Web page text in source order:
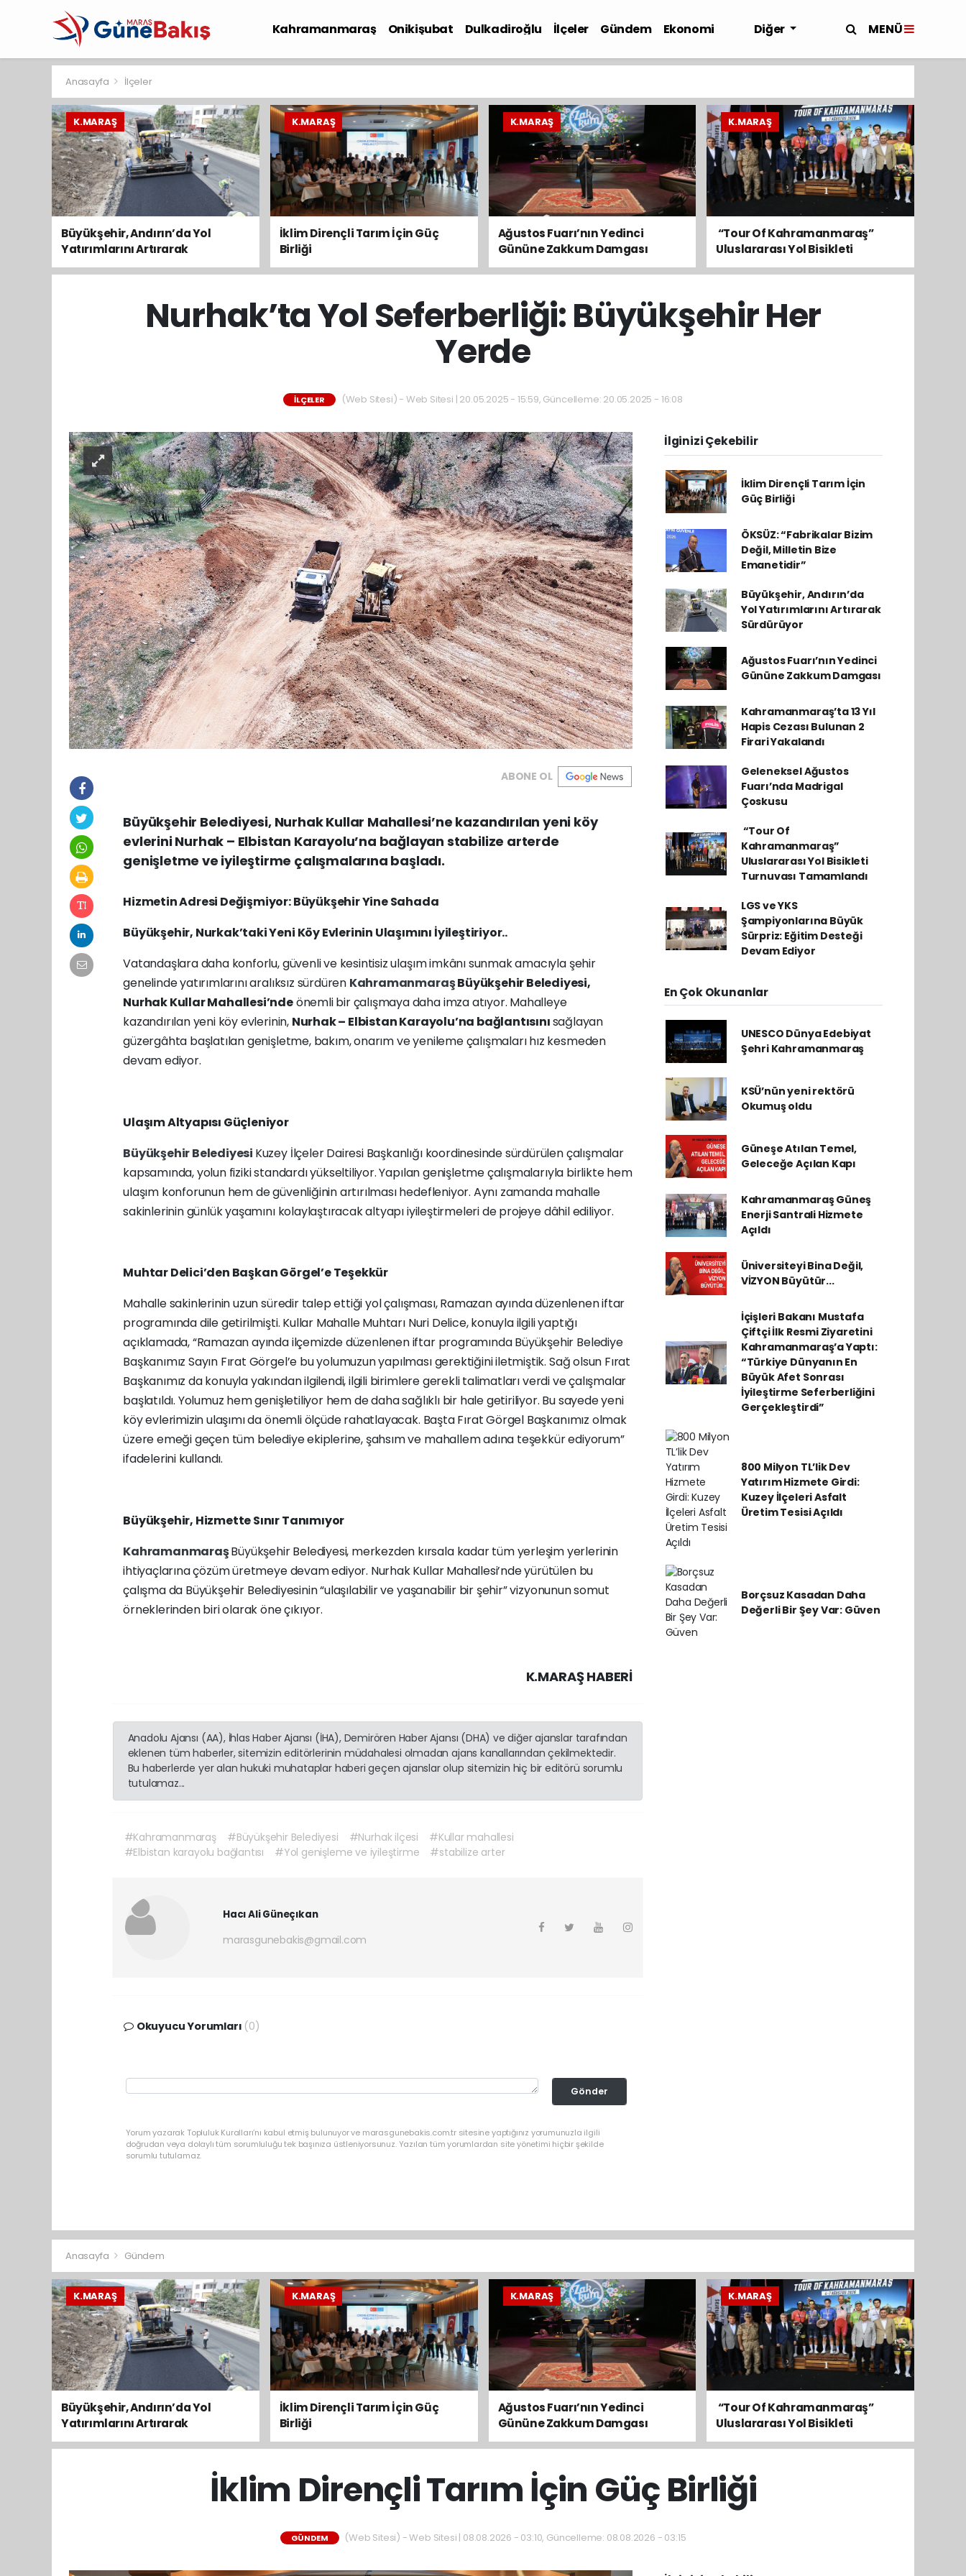
Kahramanmaraş Onikişubat Dulkadiroğlu İlçeler Gündem
Ekonomi
Diğer MENÜ
Anasayfa İlçeler
K.MARAŞ
Büyükşehir, Andırın’da Yol
Yatırımlarını Artırarak
Sürdürüyor
K.MARAŞ
İklim Dirençli Tarım İçin Güç
Birliği
K.MARAŞ
Ağustos Fuarı’nın Yedinci
Gününe Zakkum Damgası
K.MARAŞ
​ “Tour Of Kahramanmaraş”
Uluslararası Yol Bisikleti
Turnuvası Tamamlandı
Nurhak’ta Yol Seferberliği: Büyükşehir Her
Yerde
İLÇELER (Web Sitesi) - Web Sitesi | 20.05.2025 - 15:59, Güncelleme: 20.05.2025 - 16:08
ABONE OL
Büyükşehir Belediyesi, Nurhak Kullar Mahallesi’ne kazandırılan yeni köy
evlerini Nurhak – Elbistan Karayolu’na bağlayan stabilize arterde
genişletme ve iyileştirme çalışmalarına başladı.
Hizmetin Adresi Değişmiyor: Büyükşehir Yine Sahada
Büyükşehir, Nurkak’taki Yeni Köy Evlerinin Ulaşımını İyileştiriyor..
Vatandaşlara daha konforlu, güvenli ve kesintisiz ulaşım imkânı sunmak amacıyla şehir
genelinde yatırımlarını aralıksız sürdüren KahramanmaraşBüyükşehir Belediyesi,
Nurhak Kullar Mahallesi’ndeönemli bir çalışmaya daha imza atıyor. Mahalleye
kazandırılan yeni köy evlerinin, Nurhak – Elbistan Karayolu’na bağlantısınısağlayan
güzergâhta başlatılan genişletme, bakım, onarım ve yenileme çalışmaları hız kesmeden
devam ediyor.
Ulaşım Altyapısı Güçleniyor
Büyükşehir Belediyesi Kuzey İlçeler Dairesi Başkanlığı koordinesinde sürdürülen çalışmalar
kapsamında, yolun fiziki standardı yükseltiliyor. Yapılan genişletme çalışmalarıyla birlikte hem
ulaşım konforunun hem de güvenliğinin artırılması hedefleniyor. Aynı zamanda mahalle
sakinlerinin günlük yaşamını kolaylaştıracak altyapı iyileştirmeleri de projeye dâhil ediliyor.
Muhtar Delici’den Başkan Görgel’e Teşekkür
Mahalle sakinlerinin uzun süredir talep ettiği yol çalışması, Ramazan ayında düzenlenen iftar
programında dile getirilmişti. Kullar Mahalle Muhtarı Nuri Delice, konuyla ilgili yaptığı
açıklamada, “Ramazan ayında ilçemizde düzenlenen iftar programında Büyükşehir Belediye
Başkanımız Sayın Fırat Görgel’e bu yolumuzun yapılması gerektiğini iletmiştik. Sağ olsun Fırat
Başkanımız da konuyla yakından ilgilendi, ilgili birimlere gerekli talimatları verdi ve çalışmalar
başlatıldı. Yolumuz hem genişletiliyor hem de daha sağlıklı bir hale getiriliyor. Bu sayede yeni
köy evlerimizin ulaşımı da önemli ölçüde rahatlayacak. Başta Fırat Görgel Başkanımız olmak
üzere emeği geçen tüm belediye ekiplerine, şahsım ve mahallem adına teşekkür ediyorum”
ifadelerini kullandı.
Büyükşehir, Hizmette Sınır Tanımıyor
KahramanmaraşBüyükşehir Belediyesi, merkezden kırsala kadar tüm yerleşim yerlerinin
ihtiyaçlarına çözüm üretmeye devam ediyor. Nurhak Kullar Mahallesi’nde yürütülen bu
çalışma da Büyükşehir Belediyesinin “ulaşılabilir ve yaşanabilir bir şehir” vizyonunun somut
örneklerinden biri olarak öne çıkıyor.
K.MARAŞ HABERİ
Anadolu Ajansı (AA), İhlas Haber Ajansı (İHA), Demirören Haber Ajansı (DHA) ve diğer ajanslar tarafından
eklenen tüm haberler, sitemizin editörlerinin müdahalesi olmadan ajans kanallarından çekilmektedir.
Bu haberlerde yer alan hukuki muhataplar haberi geçen ajanslar olup sitemizin hiç bir editörü sorumlu
tutulamaz...
#Kahramanmaraş #Büyükşehir Belediyesi #Nurhak ilçesi
#Kullar mahallesi
#Elbistan karayolu bağlantısı
#Yol genişleme ve iyileştirme #stabilize arter
Hacı Ali Güneçıkan
marasgunebakis@gmail.com
Okuyucu Yorumları (0)
Gönder
Yorum yazarak Topluluk Kuralları’nı kabul etmiş bulunuyor ve marasgunebakis.com.tr sitesine yaptığınız yorumunuzla ilgili
doğrudan veya dolaylı tüm sorumluluğu tek başınıza üstleniyorsunuz. Yazılan tüm yorumlardan site yönetimi hiçbir şekilde
sorumlu tutulamaz.
İlginizi Çekebilir
İklim Dirençli Tarım İçin
Güç Birliği
ÖKSÜZ: “Fabrikalar Bizim
Değil, Milletin Bize
Emanetidir”
Büyükşehir, Andırın’da
Yol Yatırımlarını Artırarak
Sürdürüyor
Ağustos Fuarı’nın Yedinci
Gününe Zakkum Damgası
Kahramanmaraş’ta 13 Yıl
Hapis Cezası Bulunan 2
Firari Yakalandı
Geleneksel Ağustos
Fuarı’nda Madrigal
Çoskusu
​ “Tour Of
Kahramanmaraş”
Uluslararası Yol Bisikleti
Turnuvası Tamamlandı
LGS ve YKS
Şampiyonlarına Büyük
Sürpriz: Eğitim Desteği
Devam Ediyor
En Çok Okunanlar
UNESCO Dünya Edebiyat
Şehri Kahramanmaraş
KSÜ’nün yeni rektörü
Okumuş oldu
Güneşe Atılan Temel,
Geleceğe Açılan Kapı
Kahramanmaraş Güneş
Enerji Santrali Hizmete
Açıldı
Üniversiteyi Bina Değil,
VİZYON Büyütür...
İçişleri Bakanı Mustafa
Çiftçi İlk Resmi Ziyaretini
Kahramanmaraş’a Yaptı:
“Türkiye Dünyanın En
Büyük Afet Sonrası
İyileştirme Seferberliğini
Gerçekleştirdi”
800 Milyon TL’lik Dev
Yatırım Hizmete Girdi:
Kuzey İlçeleri Asfalt
Üretim Tesisi Açıldı
Borçsuz Kasadan Daha
Değerli Bir Şey Var: Güven
Anasayfa Gündem
K.MARAŞ
Büyükşehir, Andırın’da Yol
Yatırımlarını Artırarak
Sürdürüyor
K.MARAŞ
İklim Dirençli Tarım İçin Güç
Birliği
K.MARAŞ
Ağustos Fuarı’nın Yedinci
Gününe Zakkum Damgası
K.MARAŞ
​ “Tour Of Kahramanmaraş”
Uluslararası Yol Bisikleti
Turnuvası Tamamlandı
İklim Dirençli Tarım İçin Güç Birliği
GÜNDEM (Web Sitesi) - Web Sitesi | 08.08.2026 - 03:10, Güncelleme: 08.08.2026 - 03:15